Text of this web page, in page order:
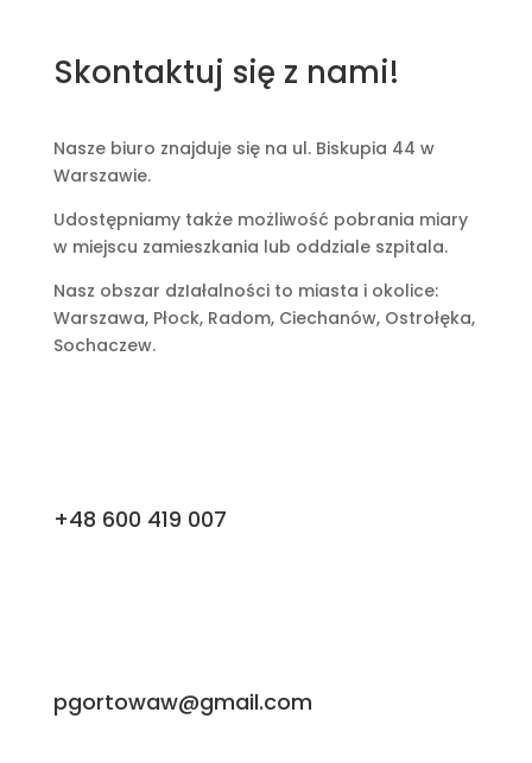
Skontaktuj się z nami!
Nasze biuro znajduje się na ul. Biskupia 44 w
Warszawie.
Udostępniamy także możliwość pobrania miary
w miejscu zamieszkania lub oddziale szpitala.
Nasz obszar dzIałalności to miasta i okolice:
Warszawa, Płock, Radom, Ciechanów, Ostrołęka,
Sochaczew.
+48 600 419 007
pgortowaw@gmail.com